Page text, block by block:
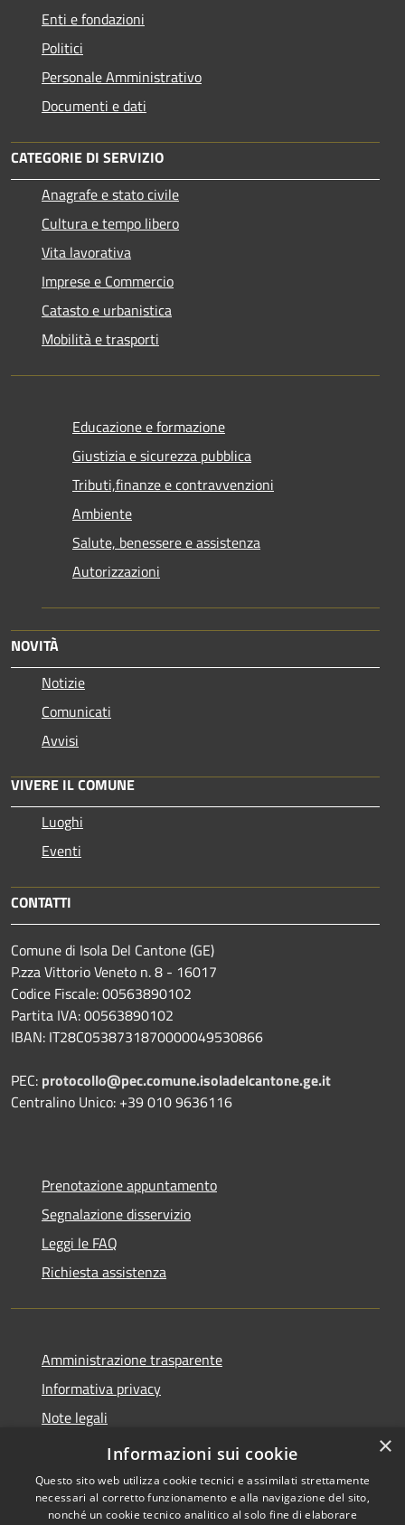
Enti e fondazioni
Politici
Personale Amministrativo
Documenti e dati
CATEGORIE DI SERVIZIO
Anagrafe e stato civile
Cultura e tempo libero
Vita lavorativa
Imprese e Commercio
Catasto e urbanistica
Mobilità e trasporti
Educazione e formazione
Giustizia e sicurezza pubblica
Tributi,finanze e contravvenzioni
Ambiente
Salute, benessere e assistenza
Autorizzazioni
NOVITÀ
Notizie
Comunicati
Avvisi
VIVERE IL COMUNE
Luoghi
Eventi
CONTATTI
Comune di Isola Del Cantone (GE)
P.zza Vittorio Veneto n. 8 - 16017
Codice Fiscale: 00563890102
Partita IVA: 00563890102
IBAN: IT28C0538731870000049530866
PEC: protocollo@pec.comune.isoladelcantone.ge.it
Centralino Unico: +39 010 9636116
Prenotazione appuntamento
Segnalazione disservizio
Leggi le FAQ
Richiesta assistenza
Amministrazione trasparente
Informativa privacy
Note legali
Dichiarazione di accessibilità
×
Informazioni sui cookie
Questo sito web utilizza cookie tecnici e assimilati strettamente
necessari al corretto funzionamento e alla navigazione del sito,
nonché un cookie tecnico analitico al solo fine di elaborare